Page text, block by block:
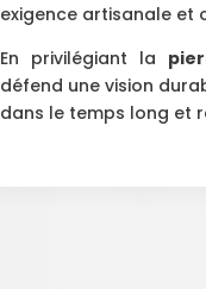
exigence artisanale et
En privilégiant la
défend une vision
dans le temps long et